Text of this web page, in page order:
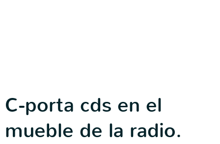
C-porta cds en el
mueble de la radio.